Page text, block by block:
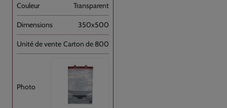
Transparent
350x500
Carton de 800